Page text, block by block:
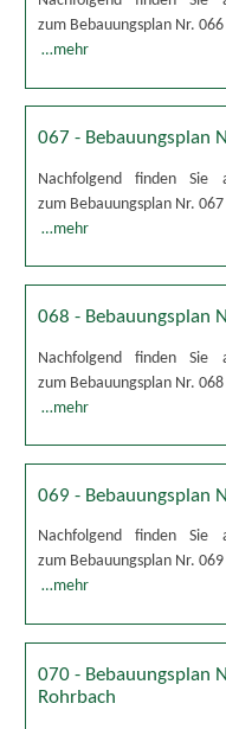
zum Bebauungsplan Nr.
…mehr
067 - Bebauungsplan
Nachfolgend finden Sie
zum Bebauungsplan Nr.
…mehr
068 - Bebauungsplan
Nachfolgend finden Sie
zum Bebauungsplan Nr.
…mehr
069 - Bebauungsplan
Nachfolgend finden Sie
zum Bebauungsplan Nr.
…mehr
070 - Bebauungsplan
Rohrbach